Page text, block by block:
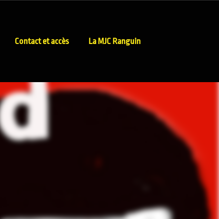
Contact et accès La MJC Ranguin